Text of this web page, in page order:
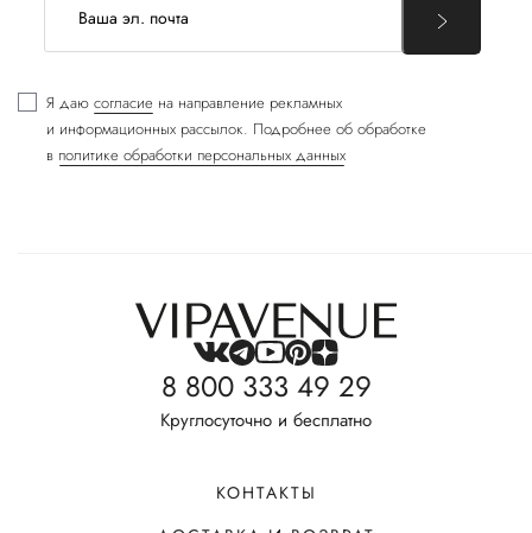
Я даю согласие на направление рекламных
и информационных рассылок. Подробнее об обработке
в политике обработки персональных данных
8 800 333 49 29
Круглосуточно и бесплатно
КОНТАКТЫ